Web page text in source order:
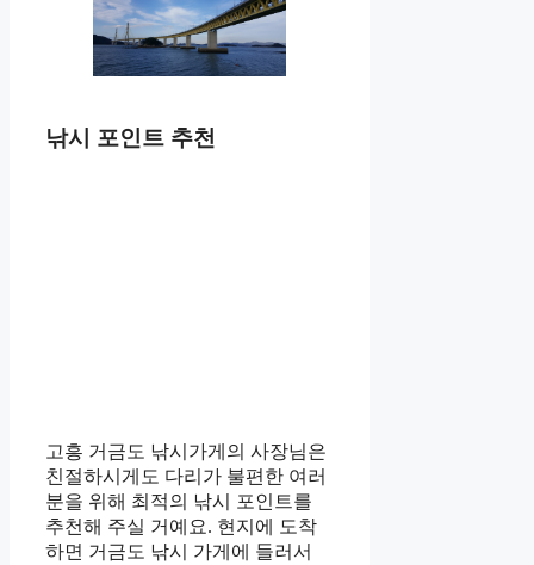
낚시 포인트 추천
고흥 거금도 낚시가게의 사장님은
친절하시게도 다리가 불편한 여러
분을 위해 최적의 낚시 포인트를
추천해 주실 거예요. 현지에 도착
하면 거금도 낚시 가게에 들러서